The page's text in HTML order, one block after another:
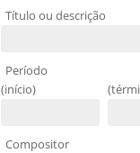
Título ou descrição
Período
(início)
Compositor